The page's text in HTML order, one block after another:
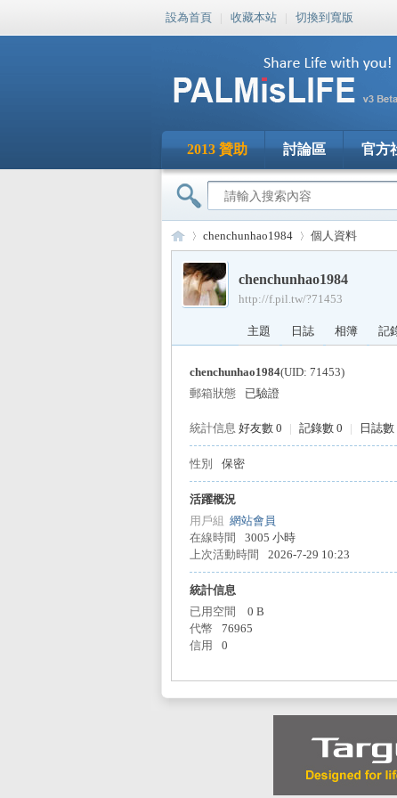
設為首頁 | 收藏本站 | 切換到寬版
2013 贊助 討論區 官方
PA›
chenchunhao1984 個人資料
chenchunhao1984
http://f.pil.tw/?71453
主題 日誌 相簿 記
chenchunhao1984(UID: 71453)
郵箱狀態
已驗證
統計信息 好友數 0 | 記錄數 0 | 日誌數
性別 保密
活躍概況
用戶組 網站會員
在線時間
3005 小時
上次活動時間
2026-7-29 10:23
統計信息
已用空間
0 B
代幣
76965
信用
0